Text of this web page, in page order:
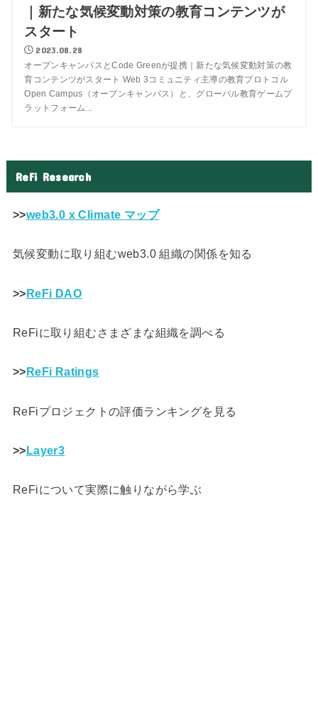
｜新たな気候変動対策の教育コンテンツが
スタート
2023.08.28
オープンキャンパスとCode Greenが提携｜新たな気候変動対策の教
育コンテンツがスタート Web 3コミュニティ主導の教育プロトコル
Open Campus（オープンキャンパス）と、グローバル教育ゲームプ
ラットフォーム...
ReFi Research
>>web3.0 x Climate マップ
気候変動に取り組むweb3.0 組織の関係を知る
>>ReFi DAO
ReFiに取り組むさまざまな組織を調べる
>>ReFi Ratings
ReFiプロジェクトの評価ランキングを見る
>>Layer3
ReFiについて実際に触りながら学ぶ